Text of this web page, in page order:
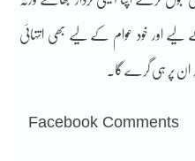
اور خود عوام کے لیے بھی انتہائی
ان پر ہی گرے گا۔
Facebook Comments